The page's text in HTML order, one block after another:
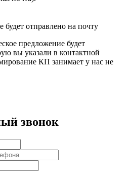
отправлено на почту
предложение будет
вы указали в контактной
КП занимает у нас не
звонок